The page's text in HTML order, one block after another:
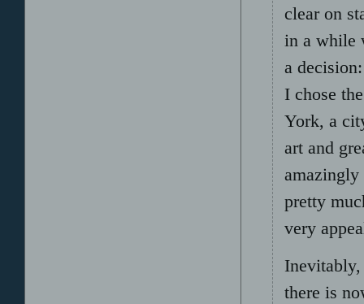
clear on
in a while
a
I chose
York, a
art and
pretty
very
there is